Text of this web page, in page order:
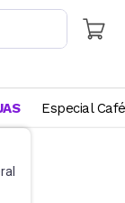
Especial Café